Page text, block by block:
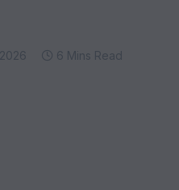
6 Mins Read